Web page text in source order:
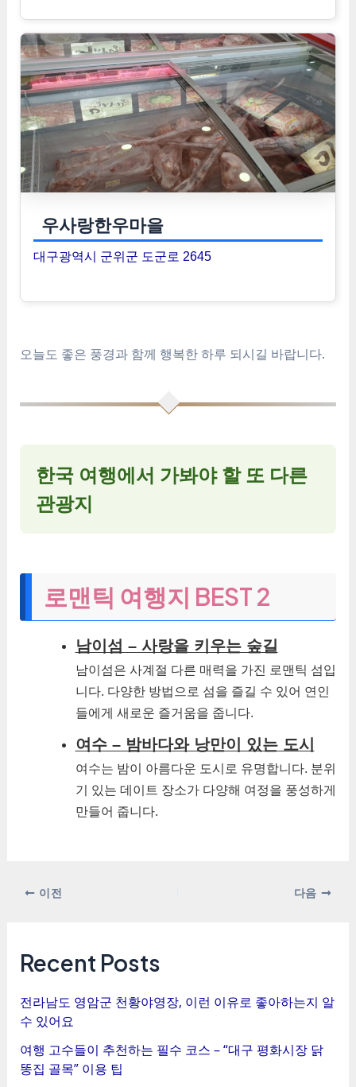
우사랑한우마을
대구광역시 군위군 도군로 2645
오늘도 좋은 풍경과 함께 행복한 하루 되시길 바랍니다.
한국 여행에서 가봐야 할 또 다른
관광지
로맨틱 여행지 BEST 2
남이섬 – 사랑을 키우는 숲길
남이섬은 사계절 다른 매력을 가진 로맨틱 섬입
니다. 다양한 방법으로 섬을 즐길 수 있어 연인
들에게 새로운 즐거움을 줍니다.
여수 – 밤바다와 낭만이 있는 도시
여수는 밤이 아름다운 도시로 유명합니다. 분위
기 있는 데이트 장소가 다양해 여정을 풍성하게
만들어 줍니다.
이전 다음
Recent Posts
전라남도 영암군 천황야영장, 이런 이유로 좋아하는지 알
수 있어요
여행 고수들이 추천하는 필수 코스 – “대구 평화시장 닭
똥집 골목” 이용 팁